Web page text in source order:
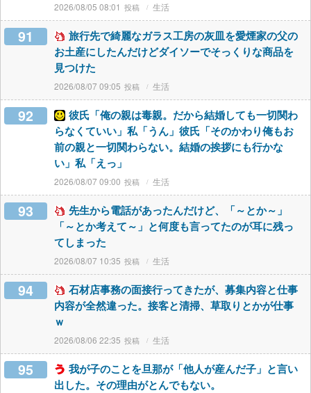
2026/08/05 08:01 生活
91
旅行先で綺麗なガラス工房の灰皿を愛煙家の父の
お土産にしたんだけどダイソーでそっくりな商品を
見つけた
2026/08/07 09:05 生活
92
彼氏「俺の親は毒親。だから結婚しても一切関わ
らなくていい」私「うん」彼氏「そのかわり俺もお
前の親と一切関わらない。結婚の挨拶にも行かな
い」私「えっ」
2026/08/07 09:00 生活
93
先生から電話があったんだけど、「～とか～」
「～とか考えて～」と何度も言ってたのが耳に残っ
てしまった
2026/08/07 10:35 生活
94
石材店事務の面接行ってきたが、募集内容と仕事
内容が全然違った。接客と清掃、草取りとかが仕事
ｗ
2026/08/06 22:35 生活
95
我が子のことを旦那が「他人が産んだ子」と言い
出した。その理由がとんでもない。